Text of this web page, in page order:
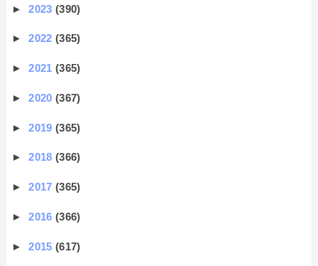
►2023(390)
►2022(365)
►2021(365)
►2020(367)
►2019(365)
►2018(366)
►2017(365)
►2016(366)
►2015(617)